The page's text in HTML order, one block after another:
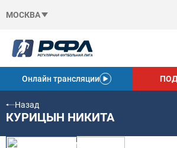
МОСКВА
Онлайн трансляции
Назад
КУРИЦЫН НИКИТА